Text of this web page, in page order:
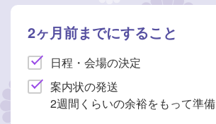
2ヶ月前までにすること
日程・会場の決定
案内状の発送
2週間くらいの余裕をもって準備